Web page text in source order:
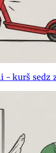
- kurš sedz